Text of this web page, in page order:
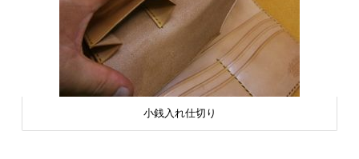
小銭入れ仕切り